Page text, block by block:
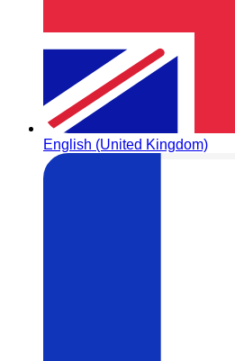
English (United Kingdom)